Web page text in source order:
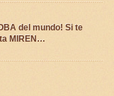
del mundo! Si te
MIREN…